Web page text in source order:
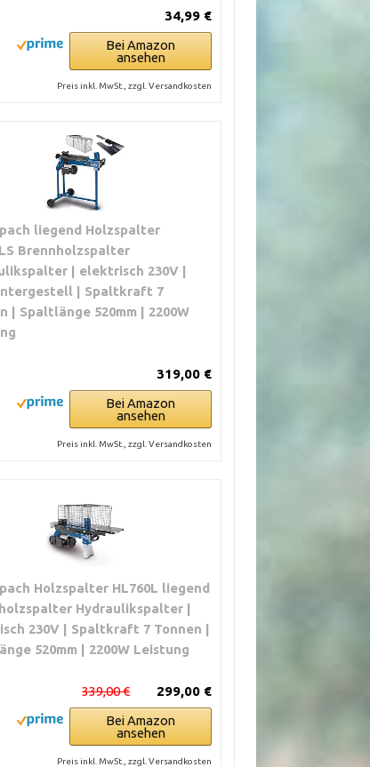
bedeuten
34,99 €
Bei Amazon
ansehen
Preis inkl. MwSt., zzgl. Versandkosten
liegend Holzspalter
Brennholzspalter
| elektrisch 230V |
| Spaltkraft 7
| Spaltlänge 520mm | 2200W
319,00 €
Bei Amazon
ansehen
Preis inkl. MwSt., zzgl. Versandkosten
Holzspalter HL760L liegend
Hydraulikspalter |
230V | Spaltkraft 7 Tonnen |
520mm | 2200W Leistung
299,00 €
339,00 €
Bei Amazon
ansehen
Preis inkl. MwSt., zzgl. Versandkosten